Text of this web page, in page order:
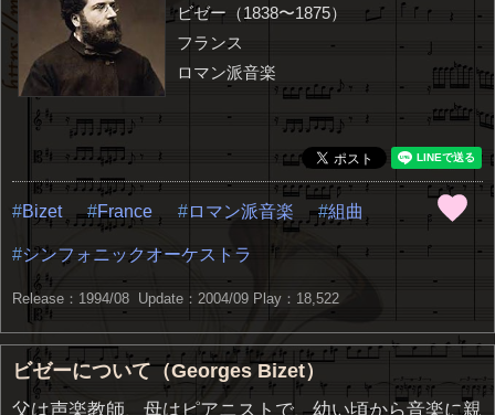
ビゼー（1838〜1875）
フランス
ロマン派音楽
Bizet France ロマン派音楽 組曲
シンフォニックオーケストラ
Release：1994/08 Update：2004/09 Play：18,522
ビゼーについて（Georges Bizet）
父は声楽教師、母はピアニストで、幼い頃から音楽に親